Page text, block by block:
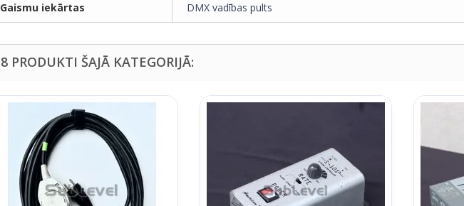
Gaismu iekārtas DMX vadības pults
8 PRODUKTI ŠAJĀ KATEGORIJĀ: